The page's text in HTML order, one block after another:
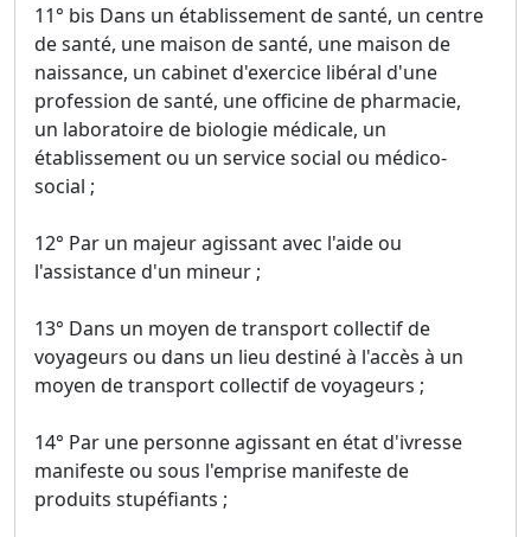
11° bis Dans un établissement de santé, un centre
de santé, une maison de santé, une maison de
naissance, un cabinet d'exercice libéral d'une
profession de santé, une officine de pharmacie,
un laboratoire de biologie médicale, un
établissement ou un service social ou médico-
social ;
12° Par un majeur agissant avec l'aide ou
l'assistance d'un mineur ;
13° Dans un moyen de transport collectif de
voyageurs ou dans un lieu destiné à l'accès à un
moyen de transport collectif de voyageurs ;
14° Par une personne agissant en état d'ivresse
manifeste ou sous l'emprise manifeste de
produits stupéfiants ;